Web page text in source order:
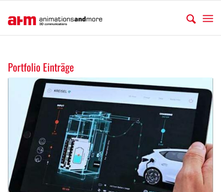
Portfolio Einträge